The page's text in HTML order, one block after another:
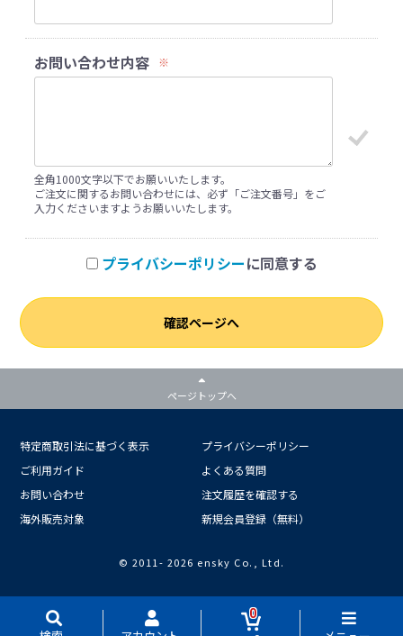
お問い合わせ内容 ※
全角1000文字以下でお願いいたします。
ご注文に関するお問い合わせには、必ず「ご注文番号」をご
入力くださいますようお願いいたします。
プライバシーポリシーに同意する
確認ページへ
0
ページトップへ
特定商取引法に基づく表示
プライバシーポリシー
ご利用ガイド
よくある質問
お問い合わせ
注文履歴を確認する
海外販売対象
新規会員登録（無料）
© 2011- 2026 ensky Co., Ltd.